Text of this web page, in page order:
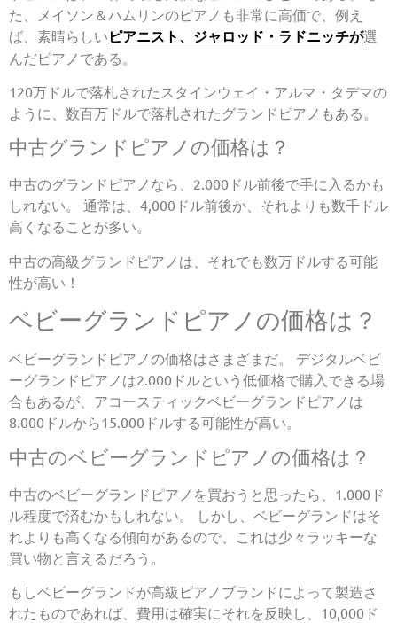
た、メイソン＆ハムリンのピアノも非常に高価で、例え
ば、素晴らしい ピアニスト、ジャロッド・ラドニッチが選
んだピアノである。
120万ドルで落札されたスタインウェイ・アルマ・タデマの
ように、数百万ドルで落札されたグランドピアノもある。
中古グランドピアノの価格は？
中古のグランドピアノなら、2.000ドル前後で手に入るかも
しれない。 通常は、4,000ドル前後か、それよりも数千ドル
高くなることが多い。
中古の高級グランドピアノは、それでも数万ドルする可能
性が高い！
ベビーグランドピアノの価格は？
ベビーグランドピアノの価格はさまざまだ。 デジタルベビ
ーグランドピアノは2.000ドルという低価格で購入できる場
合もあるが、アコースティックベビーグランドピアノは
8.000ドルから15.000ドルする可能性が高い。
中古のベビーグランドピアノの価格は？
中古のベビーグランドピアノを買おうと思ったら、1.000ド
ル程度で済むかもしれない。 しかし、ベビーグランドはそ
れよりも高くなる傾向があるので、これは少々ラッキーな
買い物と言えるだろう。
もしベビーグランドが高級ピアノブランドによって製造さ
れたものであれば、費用は確実にそれを反映し、10,000ド